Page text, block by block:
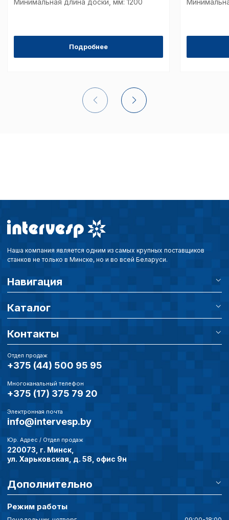
Минимальная длина доски, мм: 1200
Подробнее
Наша компания является одним из самых крупных поставщиков
станков не только в Минске, но и во всей Беларуси.
Навигация
Каталог
Контакты
Отдел продаж
+375 (44) 500 95 95
Многоканальный телефон
+375 (17) 375 79 20
Электронная почта
info@intervesp.by
Юр. Адрес / Отдел продаж
220073, г. Минск,
ул. Харьковская, д. 58, офис 9н
Дополнительно
Режим работы